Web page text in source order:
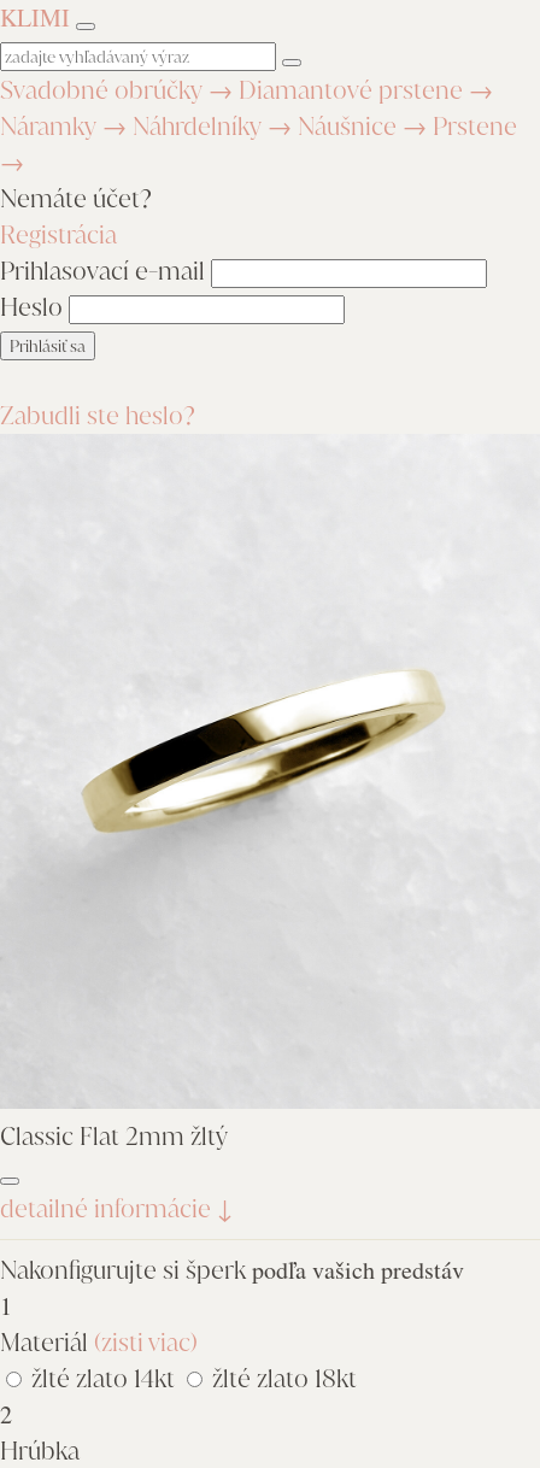
KLIMI
Svadobné obrúčky → Diamantové prstene →
Náramky → Náhrdelníky → Náušnice → Prstene
→
Nemáte účet?
Registrácia
Prihlasovací e-mail
Heslo
Zabudli ste heslo?
Classic Flat 2mm žltý
detailné informácie ↓
Nakonfigurujte si šperkpodľa vašich predstáv
1
Materiál (zisti viac)
žlté zlato 14kt
žlté zlato 18kt
2
Hrúbka